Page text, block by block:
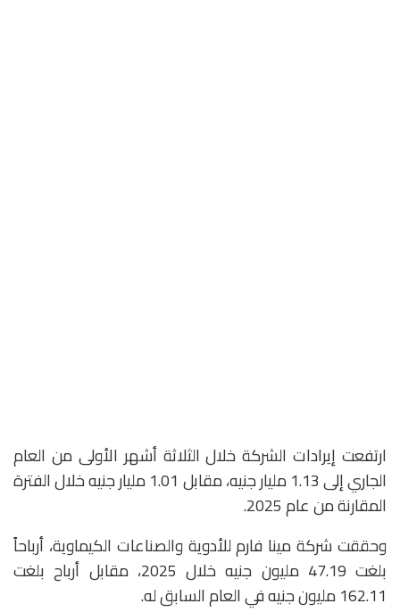
ارتفعت إيرادات الشركة خلال الثلاثة أشهر الأولى من العام
الجاري إلى 1.13 مليار جنيه، مقابل 1.01 مليار جنيه خلال الفترة
المقارنة من عام 2025.
وحققت شركة مينا فارم للأدوية والصناعات الكيماوية، أرباحاً
بلغت 47.19 مليون جنيه خلال 2025، مقابل أرباح بلغت
162.11 مليون جنيه في العام السابق له.